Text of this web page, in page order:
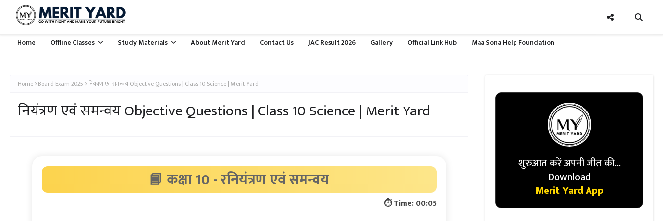
Home Offline Classes Study Materials About Merit Yard Contact Us JAC Result 2026 Gallery Official Link Hub Maa Sona Help Foundation
Home Board Exam 2025 नियंत्रण एवं समन्वय Objective Questions | Class 10 Science | Merit Yard
नियंत्रण एवं समन्वय Objective Questions | Class 10 Science | Merit Yard
📘 कक्षा 10 - रनियंत्रण एवं समन्वय
⏱ Time:00:06
शुरुआत करें अपनी जीत की...
Download
Merit Yard App